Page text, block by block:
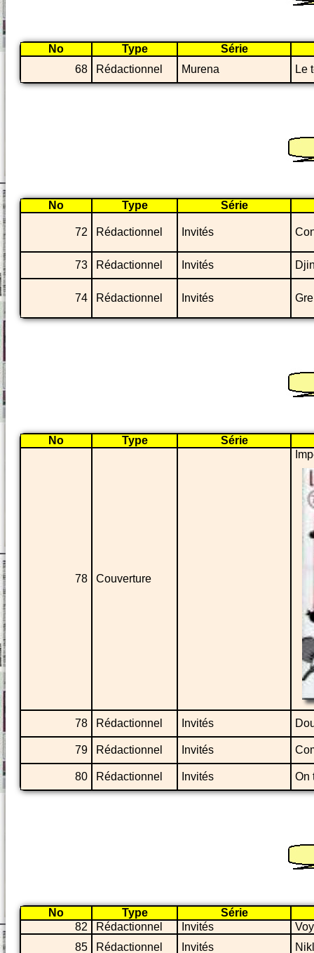
No Type
Série
68
Rédactionnel Murena Le
No Type Série
72 Rédactionnel Invités
73 Rédactionnel Invités
74 Rédactionnel Invités
No Type Série
78 Couverture
78 Rédactionnel Invités
79 Rédactionnel Invités
80 Rédactionnel Invités On
No Type
Série
82
Rédactionnel Invités
85
Rédactionnel Invités